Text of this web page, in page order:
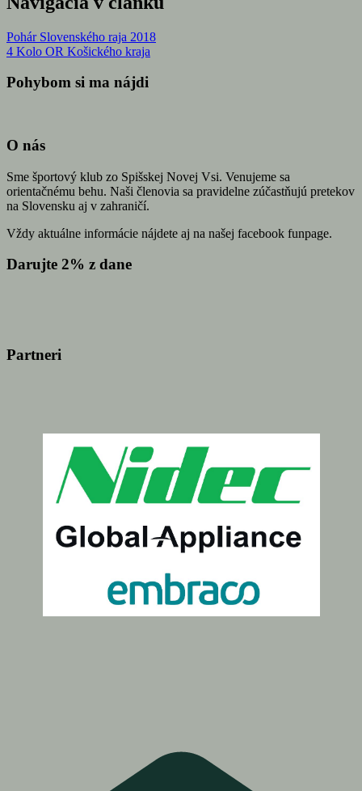
Pohár Slovenského raja 2018
4 Kolo OR Košického kraja
Pohybom si ma nájdi
O nás
Sme športový klub zo Spišskej Novej Vsi. Venujeme sa
orientačnému behu. Naši členovia sa pravidelne zúčastňujú pretekov
na Slovensku aj v zahraničí.
Vždy aktuálne informácie nájdete aj na našej facebook funpage.
Darujte 2% z dane
Partneri